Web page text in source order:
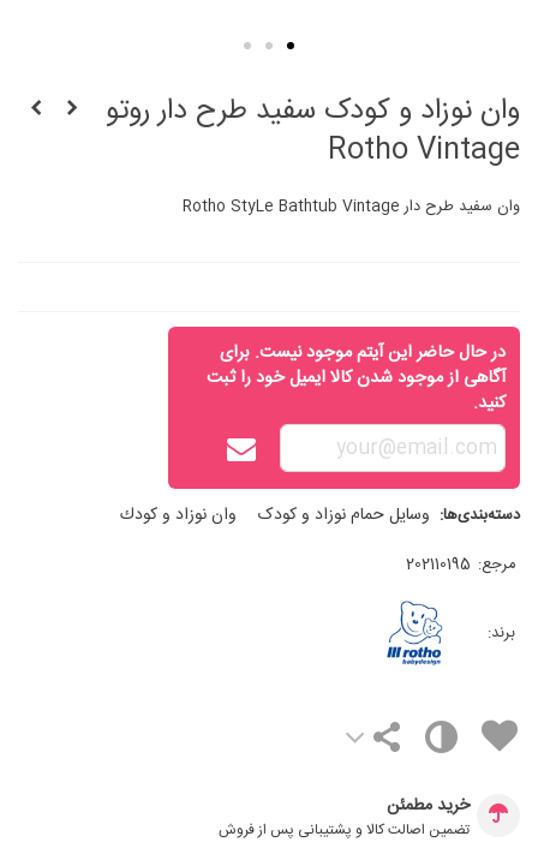
وان نوزاد و کودک سفید طرح دار روتو
Rotho Vintage
وان سفید طرح دار Rotho StyLe Bathtub Vintage
در حال حاضر این آیتم موجود نیست. برای
آگاهی از موجود شدن کالا ایمیل خود را ثبت
کنید.
دسته‌بندی‌ها: وسایل حمام نوزاد و کودک وان نوزاد و كودك
مرجع: 202110195
برند:
خرید مطمئن
تضمین اصالت کالا و پشتیبانی پس از فروش